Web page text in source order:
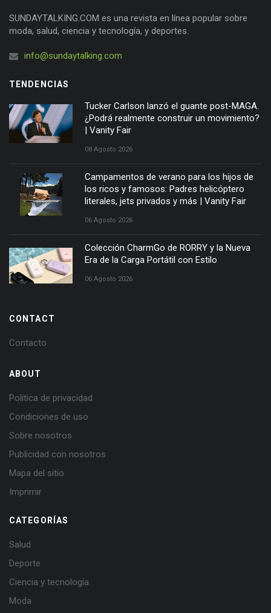
SUNDAYTALKING.COM es una revista en línea popular sobre
moda, salud, ciencia y tecnología, y deportes.
info@sundaytalking.com
TENDENCIAS
Tucker Carlson lanzó el guante post-MAGA.
¿Podrá realmente construir un movimiento?
| Vanity Fair
08 Agosto 2026
Campamentos de verano para los hijos de
los ricos y famosos: Padres helicóptero
literales, jets privados y más | Vanity Fair
06 Agosto 2026
Colección CharmGo de RORRY y la Nueva
Era de la Carga Portátil con Estilo
06 Agosto 2026
CONTACT
Contacto
ABOUT
Política de privacidad
Condiciones de uso
Sobre nosotros
Publicidad con nosotros
Mapa del sitio
Imprimir
CATEGORÍAS
Salud
Deporte
Ciencia y tecnología
Moda